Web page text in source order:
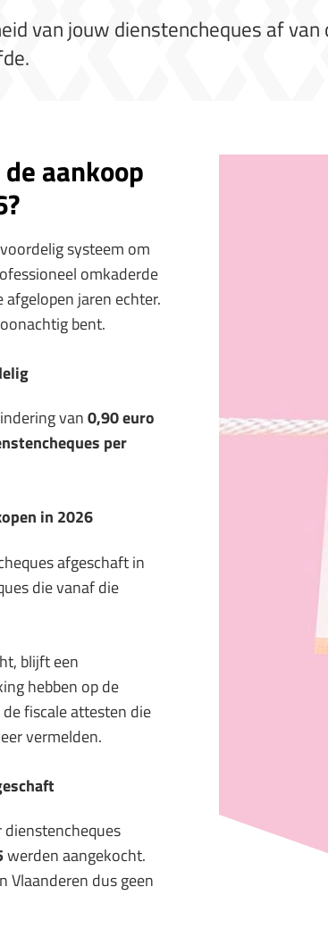
van jouw dienstencheques af
aankoop
systeem om
omkaderde
jaren echter.
bent.
van0,90 euro
per
in 2026
afgeschaft in
die vanaf die
blijft een
hebben op de
fiscale attesten die
vermelden.
werden aangekocht.
Vlaanderen dus geen